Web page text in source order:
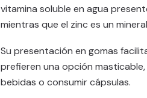
vitamina soluble en agua
mientras que el zinc es un
Su presentación en gomas
prefieren una opción
bebidas o consumir cápsulas.